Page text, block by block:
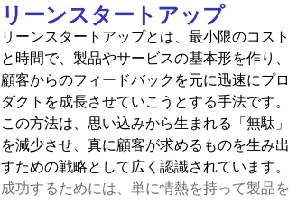
リーンスタートアップ
リーンスタートアップとは、最小限のコスト
と時間で、製品やサービスの基本形を作り、
顧客からのフィードバックを元に迅速にプロ
ダクトを成長させていこうとする手法です。
この方法は、思い込みから生まれる「無駄」
を減少させ、真に顧客が求めるものを生み出
すための戦略として広く認識されています。
成功するためには、単に情熱を持って製品を